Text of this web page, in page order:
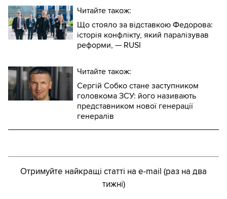
Читайте також:
Що стояло за відставкою Федорова:
історія конфлікту, який паралізував
реформи, — RUSI
Читайте також:
Сергій Собко стане заступником
головкома ЗСУ: його називають
представником нової генерації
генералів
Отримуйте найкращі статті на e-mail (раз на два
тижні)